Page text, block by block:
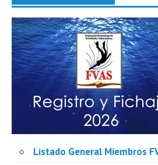
Listado General Miembros